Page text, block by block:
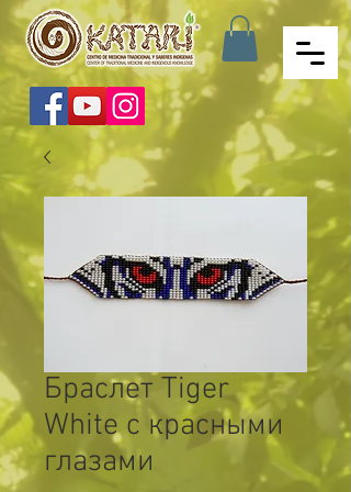
Браслет Tiger
White с красными
глазами